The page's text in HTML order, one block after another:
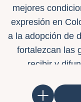
mejores
expresión en
a la adopción de
fortalezcan las
recibir y